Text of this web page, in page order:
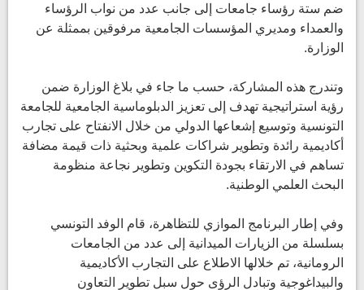
ضم ستة رؤساء جامعات إلى جانب عدد من نواب الرؤساء
والعمداء ومديري المؤسسات الجامعية مرفوقين بممثلة عن
الوزارة.
وتندرج هذه المشاركة، حسب ما جاء في بلاغ الوزارة ضمن
رؤية استراتيجية تهدف إلى تعزيز الدبلوماسية الجامعية للجامعة
التونسية وتوسيع إشعاعها الدولي من خلال الانفتاح على تجارب
أكاديمية رائدة وتطوير شراكات علمية وبحثية ذات قيمة مضافة
تساهم في الارتقاء بجودة التكوين وتطوير نجاعة منظومة
البحث العلمي الوطنية.
وفي إطار البرنامج الموازي للتظاهرة، قام الوفد التونسي
بسلسلة من الزيارات الميدانية إلى عدد من الجامعات
الرومانية، تم خلالها الاطلاع على التجارب الأكاديمية
والبيداغوجية وتبادل الرؤى حول سبل تطوير التعاون